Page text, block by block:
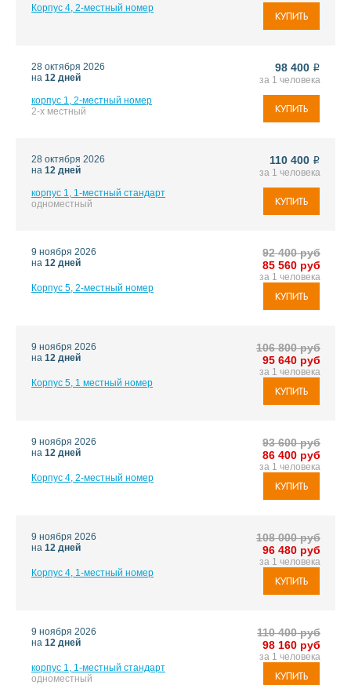
Корпус 4, 2-местный номер
КУПИТЬ
28 октября 2026
на 12 дней
корпус 1, 2-местный номер
2-х местный
98 400 i
за 1 человека
КУПИТЬ
28 октября 2026
на 12 дней
корпус 1, 1-местный стандарт
одноместный
110 400 i
за 1 человека
КУПИТЬ
9 ноября 2026
на 12 дней
Корпус 5, 2-местный номер
92 400 руб
85 560 руб
за 1 человека
КУПИТЬ
9 ноября 2026
на 12 дней
Корпус 5, 1 местный номер
106 800 руб
95 640 руб
за 1 человека
КУПИТЬ
9 ноября 2026
на 12 дней
Корпус 4, 2-местный номер
93 600 руб
86 400 руб
за 1 человека
КУПИТЬ
9 ноября 2026
на 12 дней
Корпус 4, 1-местный номер
108 000 руб
96 480 руб
за 1 человека
КУПИТЬ
9 ноября 2026
на 12 дней
корпус 1, 1-местный стандарт
одноместный
110 400 руб
98 160 руб
за 1 человека
КУПИТЬ